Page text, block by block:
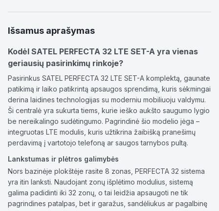
Išsamus aprašymas
Kodėl SATEL PERFECTA 32 LTE SET-A yra vienas
geriausių pasirinkimų rinkoje?
Pasirinkus SATEL PERFECTA 32 LTE SET-A komplektą, gaunate
patikimą ir laiko patikrintą apsaugos sprendimą, kuris sėkmingai
derina laidines technologijas su moderniu mobiliuoju valdymu.
Ši centralė yra sukurta tiems, kurie ieško aukšto saugumo lygio
be nereikalingo sudėtingumo. Pagrindinė šio modelio jėga –
integruotas LTE modulis, kuris užtikrina žaibišką pranešimų
perdavimą į vartotojo telefoną ar saugos tarnybos pultą.
Lankstumas ir plėtros galimybės
Nors bazinėje plokštėje rasite 8 zonas, PERFECTA 32 sistema
yra itin lanksti. Naudojant zonų išplėtimo modulius, sistemą
galima padidinti iki 32 zonų, o tai leidžia apsaugoti ne tik
pagrindines patalpas, bet ir garažus, sandėliukus ar pagalbinę